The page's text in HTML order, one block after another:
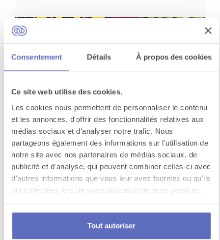
Consentement Détails À propos des cookies
Ce site web utilise des cookies.
Les cookies nous permettent de personnaliser le contenu
et les annonces, d'offrir des fonctionnalités relatives aux
médias sociaux et d'analyser notre trafic. Nous
partageons également des informations sur l'utilisation de
notre site avec nos partenaires de médias sociaux, de
publicité et d'analyse, qui peuvent combiner celles-ci avec
d'autres informations que vous leur avez fournies ou qu'ils
ont collectées lors de votre utilisation de leurs services.
Tout autoriser
Murder Party à bord
Au cours de votre balade en bateau, une
annonce soudaine retentit : le corps d'un
moussaillon a été ...